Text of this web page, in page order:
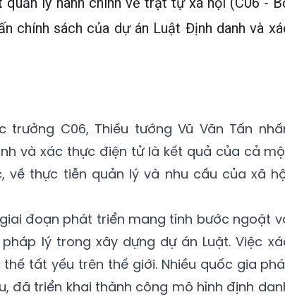
chính sách của dự án Luật Định danh và
trưởng C06, Thiếu tướng Vũ Văn Tấn
và xác thực điện tử là kết quả của cả
về thực tiễn quản lý và nhu cầu của xã
đoạn phát triển mang tính bước ngoặt
lý trong xây dựng dự án Luật. Việc
tất yếu trên thế giới. Nhiều quốc gia
đã triển khai thành công mô hình định